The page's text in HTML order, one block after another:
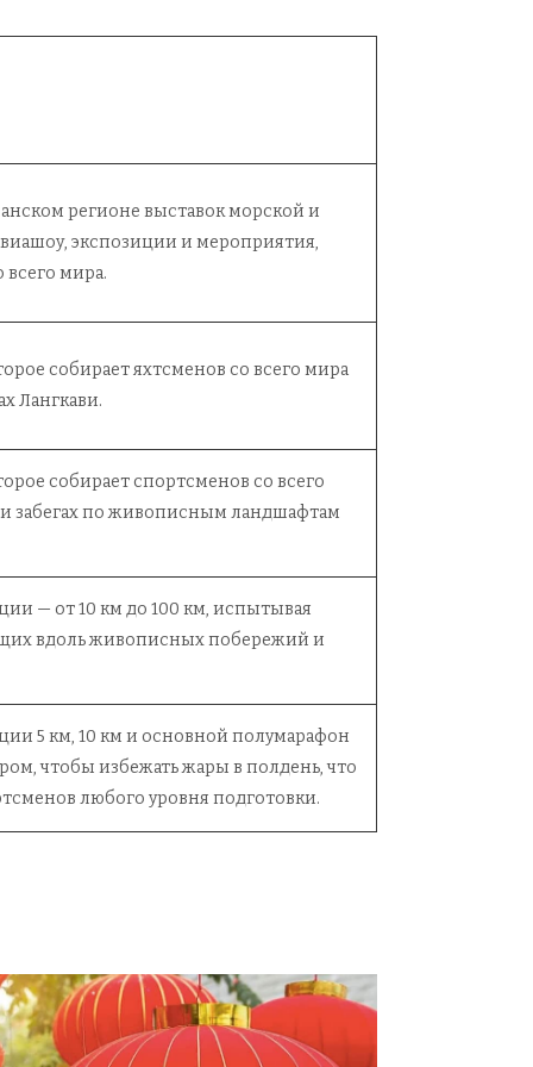
регионе выставок морской и
экспозиции и мероприятия,
мира.
собирает яхтсменов со всего мира
Лангкави.
собирает спортсменов со всего
и забегах по живописным ландшафтам
— от 10 км до 100 км, испытывая
вдоль живописных побережий и
5 км, 10 км и основной полумарафон
чтобы избежать жары в полдень, что
любого уровня подготовки.